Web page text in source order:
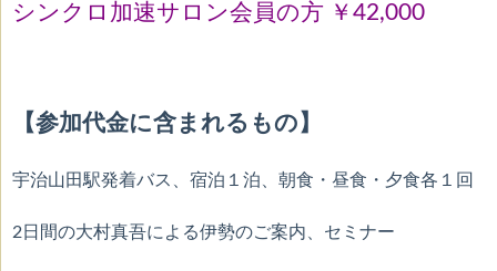
シンクロ加速サロン会員の方 ￥42,000
【参加代金に含まれるもの】
宇治山田駅発着バス、宿泊１泊、朝食・昼食・夕食各１回
2日間の大村真吾による伊勢のご案内、セミナー